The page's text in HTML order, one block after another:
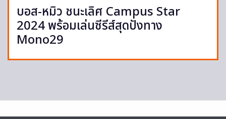
บอส-หมิว ชนะเลิศ Campus Star
2024 พร้อมเล่นซีรีส์สุดปังทาง
Mono29